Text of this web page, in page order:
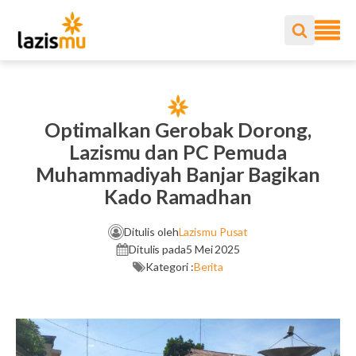
Optimalkan Gerobak Dorong,
Lazismu dan PC Pemuda
Muhammadiyah Banjar Bagikan
Kado Ramadhan
Ditulis olehLazismu Pusat
Ditulis pada5 Mei 2025
Kategori :Berita